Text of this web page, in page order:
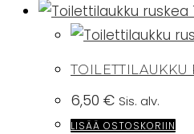
6,50 € Sis. alv.
LISÄÄ OSTOSKORIIN